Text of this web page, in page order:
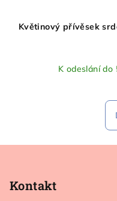
Květinový přívěsek
K odeslání do
Kontakt